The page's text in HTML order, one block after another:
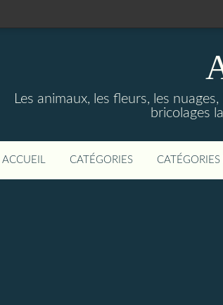
Les animaux, les fleurs, les
bricolages
ACCUEIL CATÉGORIES CATÉGORIES